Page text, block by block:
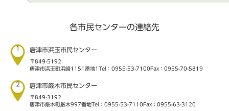
各市民センターの連絡先
1 唐津市浜玉市民センター
〒849-5192
唐津市浜玉町浜崎1151番地1 Tel：0955-53-7100 Fax：0955-70-5819
2 唐津市厳木市民センター
〒849-3192
唐津市厳木町厳木997番地Tel：0955-53-7110 Fax：0955-63-3120